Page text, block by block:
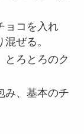
ョコを入れ
ぜる。
とろとろのク
み、基本のチ